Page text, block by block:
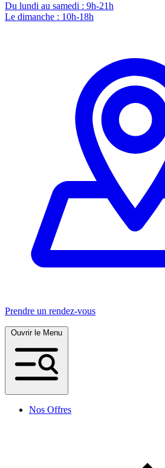
Du lundi au samedi : 9h-21h
Le dimanche : 10h-18h
Prendre un rendez-vous
Nos Offres